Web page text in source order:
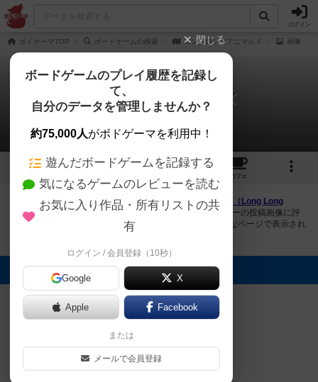
ログイン
ボドゲーマTOP ボードゲームの検索 ロングロングアニマルズ 画像
ロングロングアニマルズ
2件の画像
2 2
カフェ
ボドゲーマにログインすると、 「ロングロングアニマルズ（Long Long
Animals）」の画像をアップロード出来たり、他のユーザーの投稿画像に評
価を付けることができます。また、トップ6の画像は様々なページで表示され
トップに表示される画像
いかっぱ いかっぱ
閉じる
ボードゲームのプレイ履歴を記録し
て、
自分のデータを管理しませんか？
約75,000人がボドゲーマを利用中！
遊んだボードゲームを記録する
気になるゲームのレビューを読む
お気に入り作品・所有リストの共
有
ログイン / 会員登録（10秒）
Google X
Apple Facebook
または
メールで会員登録